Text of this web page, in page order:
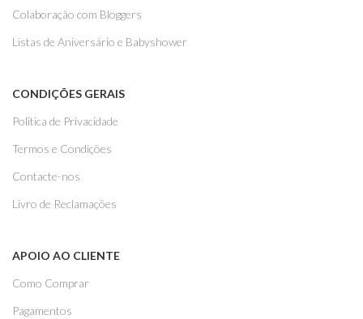
Colaboração com Bloggers
Listas de Aniversário e Babyshower
CONDIÇÕES GERAIS
Politica de Privacidade
Termos e Condições
Contacte-nos
Livro de Reclamações
APOIO AO CLIENTE
Como Comprar
Pagamentos